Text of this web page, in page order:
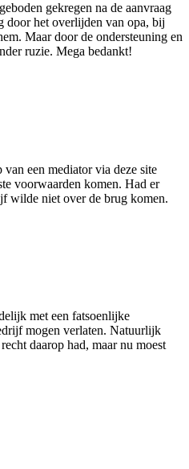
gekregen na de aanvraag
door het overlijden van opa, bij
Maar door de ondersteuning en
ruzie. Mega bedankt!
een mediator via deze site
voorwaarden komen. Had er
wilde niet over de brug komen.
met een fatsoenlijke
mogen verlaten. Natuurlijk
daarop had, maar nu moest